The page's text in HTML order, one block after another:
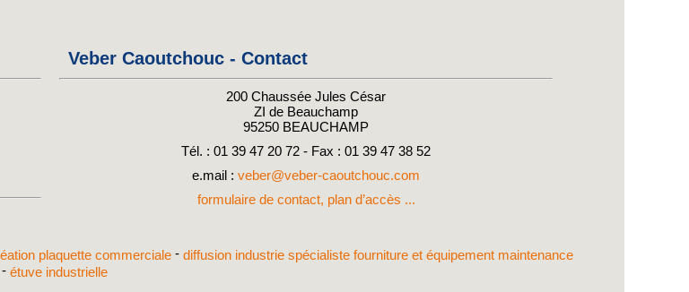
Veber Caoutchouc - Contact
200 Chaussée Jules César
ZI de Beauchamp
95250 BEAUCHAMP
Tél. : 01 39 47 20 72 - Fax : 01 39 47 38 52
e.mail : veber@veber-caoutchouc.com
formulaire de contact, plan d’accès ...
plaquette commerciale - diffusion industrie spécialiste fourniture et équipement maintenance
- étuve industrielle